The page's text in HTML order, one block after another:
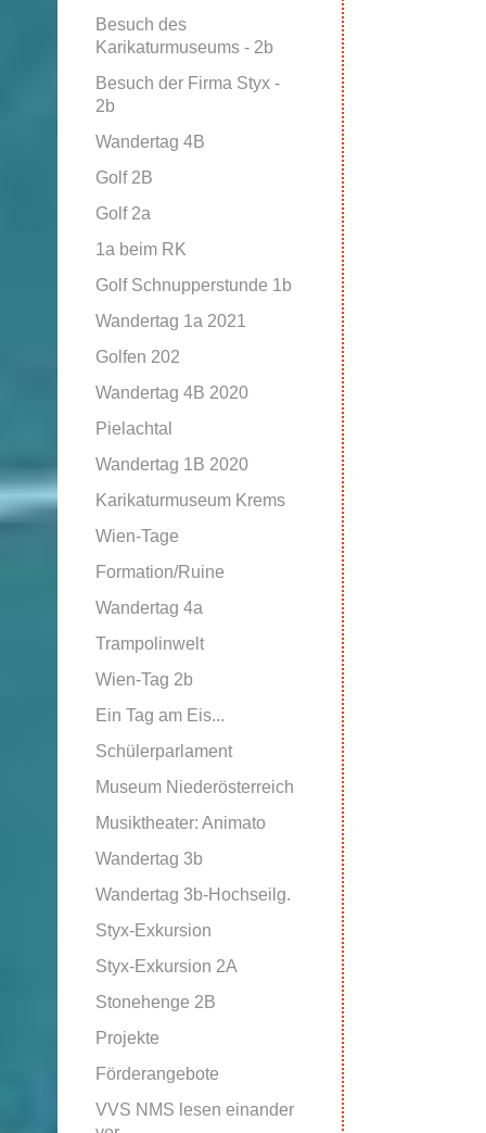
Besuch des
Karikaturmuseums - 2b
Besuch der Firma Styx -
2b
Wandertag 4B
Golf 2B
Golf 2a
1a beim RK
Golf Schnupperstunde 1b
Wandertag 1a 2021
Golfen 202
Wandertag 4B 2020
Pielachtal
Wandertag 1B 2020
Karikaturmuseum Krems
Wien-Tage
Formation/Ruine
Wandertag 4a
Trampolinwelt
Wien-Tag 2b
Ein Tag am Eis...
Schülerparlament
Museum Niederösterreich
Musiktheater: Animato
Wandertag 3b
Wandertag 3b-Hochseilg.
Styx-Exkursion
Styx-Exkursion 2A
Stonehenge 2B
Projekte
Förderangebote
VVS NMS lesen einander